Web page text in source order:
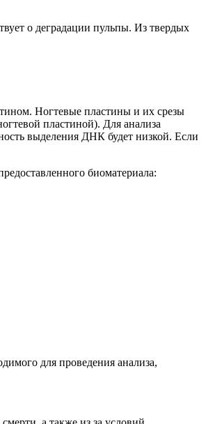
о деградации пульпы. Из твердых
Ногтевые пластины и их срезы
пластиной). Для анализа
выделения ДНК будет низкой. Если
биоматериала:
для проведения анализа,